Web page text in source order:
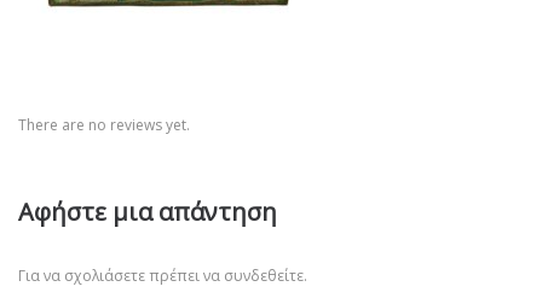
There are no reviews yet.
Αφήστε μια απάντηση
Για να σχολιάσετε πρέπει να συνδεθείτε.